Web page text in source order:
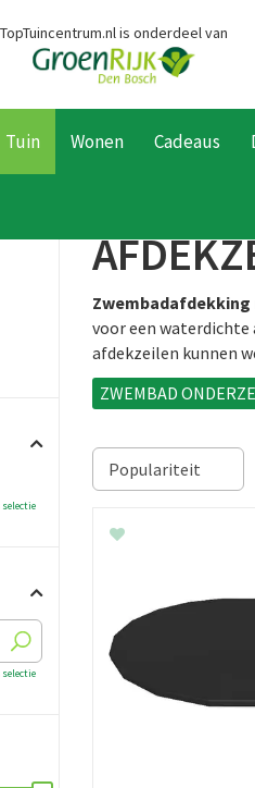
TopTuincentrum.nl is onderdeel van
Tuin Wonen Cadeaus
Zwembadafdekking
voor een waterdichte
afdekzeilen kunnen
ZWEMBAD